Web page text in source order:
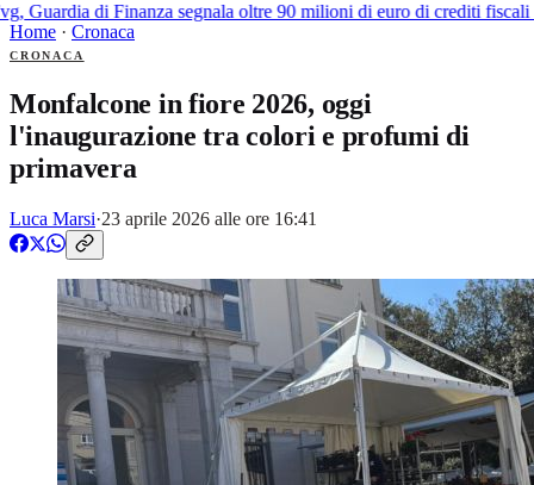
Guardia di Finanza segnala oltre 90 milioni di euro di crediti fiscali
Home · Cronaca
CRONACA
Monfalcone in fiore 2026, oggi
l'inaugurazione tra colori e profumi di
primavera
Luca Marsi·23 aprile 2026 alle ore 16:41